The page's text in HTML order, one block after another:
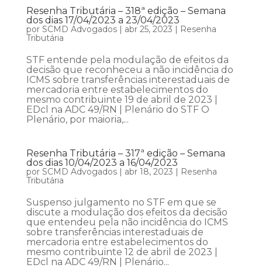
Resenha Tributária – 318ª edição – Semana
dos dias 17/04/2023 a 23/04/2023
por SCMD Advogados| abr 25, 2023 | Resenha
Tributária
STF entende pela modulação de efeitos da
decisão que reconheceu a não incidência do
ICMS sobre transferências interestaduais de
mercadoria entre estabelecimentos do
mesmo contribuinte 19 de abril de 2023 |
EDcl na ADC 49/RN | Plenário do STF O
Plenário, por maioria,...
Resenha Tributária – 317ª edição – Semana
dos dias 10/04/2023 a 16/04/2023
por SCMD Advogados| abr 18, 2023 | Resenha
Tributária
Suspenso julgamento no STF em que se
discute a modulação dos efeitos da decisão
que entendeu pela não incidência do ICMS
sobre transferências interestaduais de
mercadoria entre estabelecimentos do
mesmo contribuinte 12 de abril de 2023 |
EDcl na ADC 49/RN | Plenário...